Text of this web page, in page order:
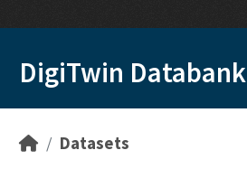
DigiTwin Databank
Datasets